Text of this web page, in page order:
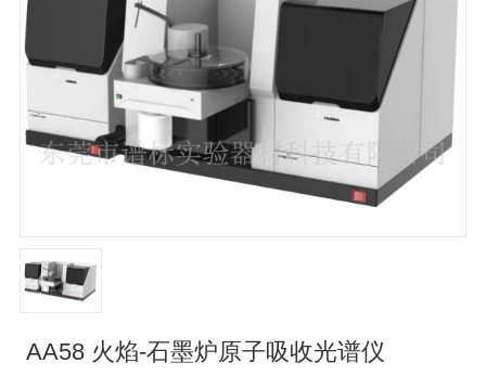
AA58 火焰-石墨炉原子吸收光谱仪